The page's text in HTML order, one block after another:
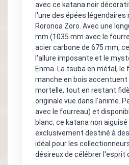
avec ce katana noir
l'une des épées légendaires
Roronoa Zoro. Avec une
mm (1035 mm avec le
acier carbone de 675 mm,
l'allure imposante et le
Enma. La tsuba en métal, le
manche en bois accentuent
mortelle, tout en restant
originale vue dans l'anime.
avec le fourreau) et
blanc, ce katana non
exclusivement destiné à
idéal pour les
désireux de célébrer l'esprit